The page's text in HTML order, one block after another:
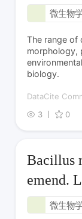
微生物
The range of
morphology,
biology.
DataCite
3
0
Bacillus
emend.
微生物